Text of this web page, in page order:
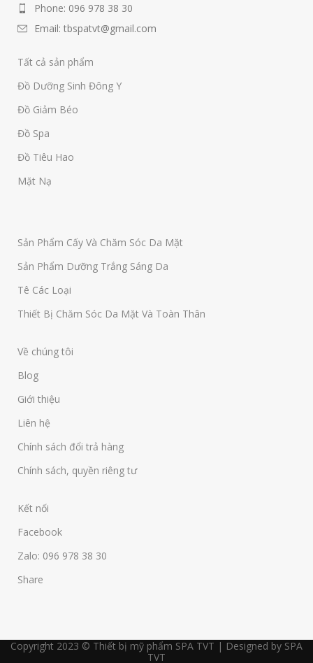
Phone: 096 978 38 30
Email: tbspatvt@gmail.com
Tất cả sản phẩm
Đồ Dưỡng Sinh Đông Y
Đồ Giảm Béo
Đồ Spa
Đồ Tiêu Hao
Mặt Nạ
Sản Phẩm Cấy Và Chăm Sóc Da Mặt
Sản Phẩm Dưỡng Trắng Sáng Da
Tê Các Loại
Thiết Bị Chăm Sóc Da Mặt Và Toàn Thân
Về chúng tôi
Blog
Giới thiệu
Liên hệ
Chính sách đổi trả hàng
Chính sách, quyền riêng tư
Kết nối
Facebook
Zalo: 096 978 38 30
Share
Copyright 2023 © Thiết bị mỹ phẩm SPA TVT | Designed by SPA
TVT